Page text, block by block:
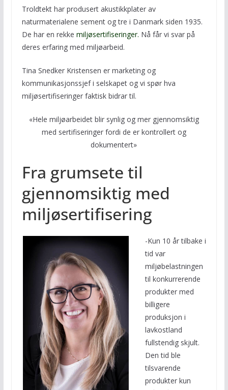
Troldtekt har produsert akustikkplater av
naturmaterialene sement og tre i Danmark siden 1935.
De har en rekke miljøsertifiseringer. Nå får vi svar på
deres erfaring med miljøarbeid.
Tina Snedker Kristensen er marketing og
kommunikasjonssjef i selskapet og vi spør hva
miljøsertifiseringer faktisk bidrar til.
«Hele miljøarbeidet blir synlig og mer gjennomsiktig
med sertifiseringer fordi de er kontrollert og
dokumentert»
Fra grumsete til
gjennomsiktig med
miljøsertifisering
-Kun 10 år tilbake i
tid var
miljøbelastningen
til konkurrerende
produkter med
billigere
produksjon i
lavkostland
fullstendig skjult.
Den tid ble
tilsvarende
produkter kun